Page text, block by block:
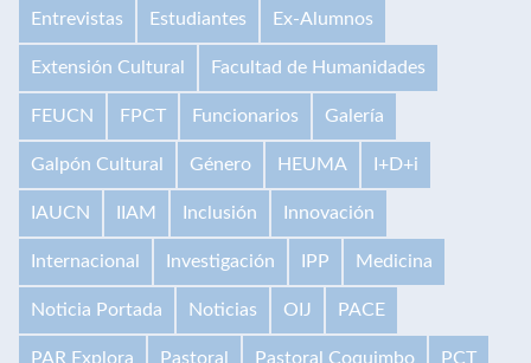
Entrevistas Estudiantes Ex-Alumnos
Extensión Cultural Facultad de Humanidades
FEUCN FPCT Funcionarios Galería
Galpón Cultural Género HEUMA I+D+i
IAUCN IIAM Inclusión Innovación
Internacional Investigación IPP Medicina
Noticia Portada Noticias OIJ PACE
PAR Explora Pastoral Pastoral Coquimbo PCT